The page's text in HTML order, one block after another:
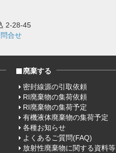
2-28-45
合せ
廃棄する
密封線源の引取依頼
RI廃棄物の集荷依頼
RI廃棄物の集荷予定
有機液体廃棄物の集荷予定
各種お知らせ
よくあるご質問(FAQ)
放射性廃棄物に関する資料等